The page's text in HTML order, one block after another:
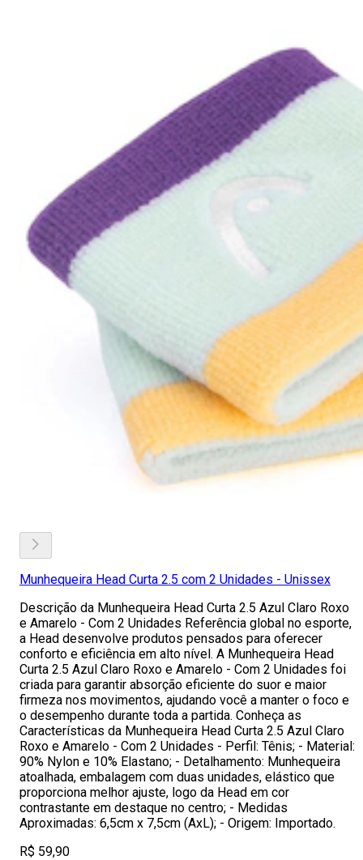
Munhequeira Head Curta 2.5 com 2 Unidades - Unissex
Descrição da Munhequeira Head Curta 2.5 Azul Claro Roxo
e Amarelo - Com 2 Unidades Referência global no esporte,
a Head desenvolve produtos pensados para oferecer
conforto e eficiência em alto nível. A Munhequeira Head
Curta 2.5 Azul Claro Roxo e Amarelo - Com 2 Unidades foi
criada para garantir absorção eficiente do suor e maior
firmeza nos movimentos, ajudando você a manter o foco e
o desempenho durante toda a partida. Conheça as
Características da Munhequeira Head Curta 2.5 Azul Claro
Roxo e Amarelo - Com 2 Unidades - Perfil: Tênis; - Material:
90% Nylon e 10% Elastano; - Detalhamento: Munhequeira
atoalhada, embalagem com duas unidades, elástico que
proporciona melhor ajuste, logo da Head em cor
contrastante em destaque no centro; - Medidas
Aproximadas: 6,5cm x 7,5cm (AxL); - Origem: Importado.
R$ 59,90